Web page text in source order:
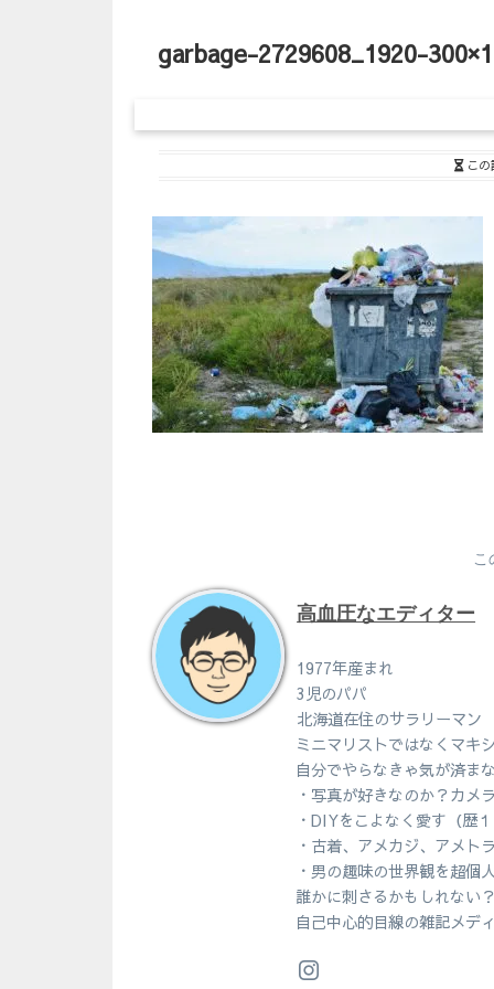
garbage-2729608_1920-
この
こ
高血圧なエディター
1977年産まれ
3児のパパ
北海道在住のサラリーマン
ミニマリストではなくマキ
自分でやらなきゃ気が済ま
・写真が好きなのか？カメ
・DIYをこよなく愛す（歴
・古着、アメカジ、アメト
・男の趣味の世界観を超個
誰かに刺さるかもしれない
自己中心的目線の雑記メデ